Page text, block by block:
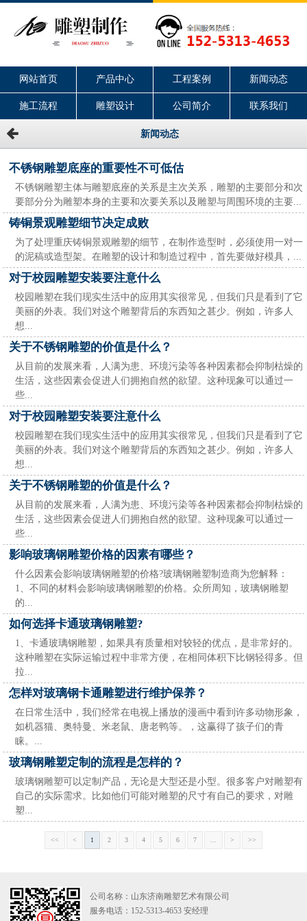
网站首页 产品中心 工程案例 新闻动态
施工流程 雕塑设计 公司简介 联系我们
新闻动态
不锈钢雕塑底座的重要性不可低估
不锈钢雕塑主体与雕塑底座的关系是主次关系，雕塑的主要部分和次
要部分分为雕塑本身的主要和次要关系以及雕塑与周围环境的主要...
铸铜景观雕塑细节决定成败
为了处理重庆铸铜景观雕塑的细节，在制作造型时，必须使用一对一
的泥稿或造型架。在雕塑的设计和制造过程中，首先要做好模具，...
对于校园雕塑安装要注意什么
校园雕塑在我们现实生活中的应用其实很常见，但我们只是看到了它
美丽的外表。我们对这个雕塑背后的东西知之甚少。例如，许多人
想...
关于不锈钢雕塑的价值是什么？
从目前的发展来看，人满为患、环境污染等各种因素都会抑制枯燥的
生活，这些因素会促进人们拥抱自然的欲望。这种现象可以通过一
些...
对于校园雕塑安装要注意什么
校园雕塑在我们现实生活中的应用其实很常见，但我们只是看到了它
美丽的外表。我们对这个雕塑背后的东西知之甚少。例如，许多人
想...
关于不锈钢雕塑的价值是什么？
从目前的发展来看，人满为患、环境污染等各种因素都会抑制枯燥的
生活，这些因素会促进人们拥抱自然的欲望。这种现象可以通过一
些...
影响玻璃钢雕塑价格的因素有哪些？
什么因素会影响玻璃钢雕塑的价格?玻璃钢雕塑制造商为您解释：
1、不同的材料会影响玻璃钢雕塑的价格。众所周知，玻璃钢雕塑
的...
如何选择卡通玻璃钢雕塑?
1、卡通玻璃钢雕塑，如果具有质量相对较轻的优点，是非常好的。
这种雕塑在实际运输过程中非常方便，在相同体积下比钢轻得多。但
拉...
怎样对玻璃钢卡通雕塑进行维护保养？
在日常生活中，我们经常在电视上播放的漫画中看到许多动物形象，
如机器猫、奥特曼、米老鼠、唐老鸭等。，这赢得了孩子们的青
睐。...
玻璃钢雕塑定制的流程是怎样的？
玻璃钢雕塑可以定制产品，无论是大型还是小型。很多客户对雕塑有
自己的实际需求。比如他们可能对雕塑的尺寸有自己的要求，对雕
塑...
<< < 1 2 3 4 5 6 7 > >>
公司名称：山东济南雕塑艺术有限公司
服务电话：152-5313-4653 安经理